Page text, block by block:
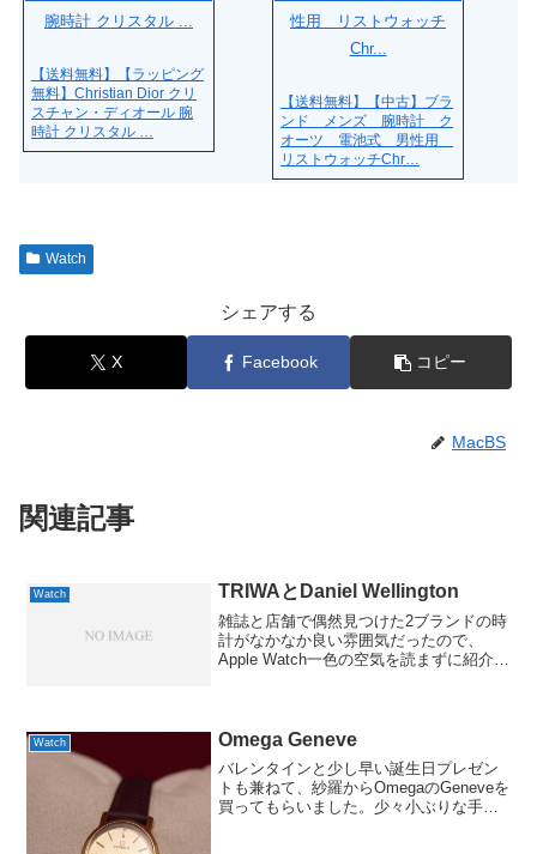
【送料無料】【ラッピング
無料】Christian Dior クリ
スチャン・ディオール 腕
時計 クリスタル …
【送料無料】【中古】ブラ
ンド メンズ 腕時計 ク
オーツ 電池式 男性用
リストウォッチChr…
Watch
シェアする
X Facebook コピー
MacBS
関連記事
Watch TRIWAとDaniel Wellington
雑誌と店舗で偶然見つけた2ブランドの時
計がなかなか良い雰囲気だったので、
Apple Watch一色の空気を読まずに紹介し
で、...
Watch Omega Geneve
バレンタインと少し早い誕生日プレゼン
トも兼ねて、紗羅からOmegaのGeneveを
買ってもらいました。少々小ぶりな手巻